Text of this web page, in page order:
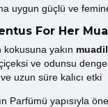
uygun güçlü ve
For Her
kokusuna yakın
ve odunsu
uzun süre kalıcı etki
Parfümü yapısıyla